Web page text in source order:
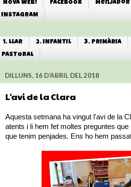
NOVA WEB! FACEBOOK Menjador
INSTAGRAM
1. LLAR 2. INFANTIL 3. PRIMÀRIA
PASTORAL
DILLUNS, 16 D’ABRIL DEL 2018
L'avi de la Clara
Aquesta setmana ha vingut l'avi de la
atents i li hem fet moltes preguntes
que tenim penjades. Ens ho hem